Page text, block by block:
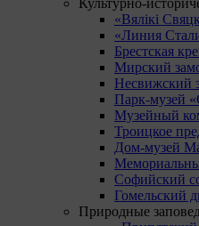
Культурно-
«Вялікі
«Линия
Брестская
Мирский
Несвижский
Парк-музей
Музейный
Троицкое
Дом-музей
Софийский
Гомельский
Природные